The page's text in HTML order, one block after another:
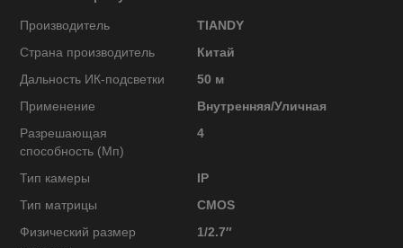
Производитель
TIANDY
Страна производитель
Китай
Дальность ИК-подсветки
50 м
Применение
Внутренняя/Уличная
Разрешающая
способность (Мп)
4
Тип камеры
IP
Тип матрицы
CMOS
Физический размер
1/2.7″